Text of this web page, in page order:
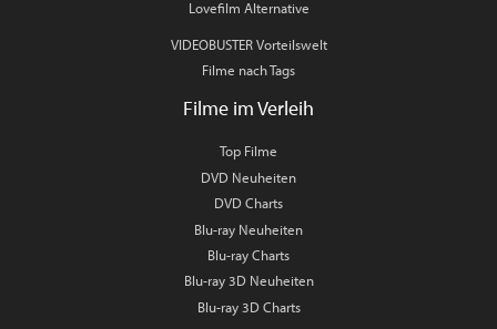
Lovefilm Alternative
VIDEOBUSTER Vorteilswelt
Filme nach Tags
Filme im Verleih
Top Filme
DVD Neuheiten
DVD Charts
Blu-ray Neuheiten
Blu-ray Charts
Blu-ray 3D Neuheiten
Blu-ray 3D Charts